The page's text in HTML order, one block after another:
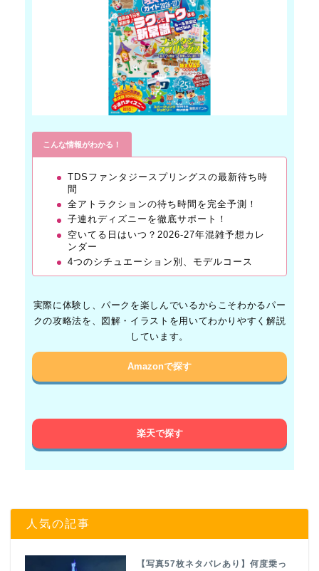
こんな情報がわかる！
TDSファンタジースプリングスの最新待ち時
間
全アトラクションの待ち時間を完全予測！
子連れディズニーを徹底サポート！
空いてる日はいつ？2026-27年混雑予想カレ
ンダー
4つのシチュエーション別、モデルコース
実際に体験し、パークを楽しんでいるからこそわかるパー
クの攻略法を、図解・イラストを用いてわかりやすく解説
しています。
Amazonで探す
楽天で探す
人気の記事
【写真57枚ネタバレあり】何度乗っ